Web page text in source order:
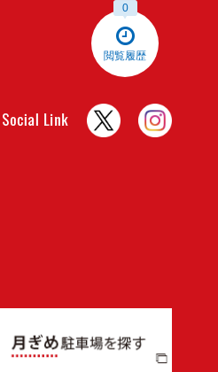
閲覧履歴
0